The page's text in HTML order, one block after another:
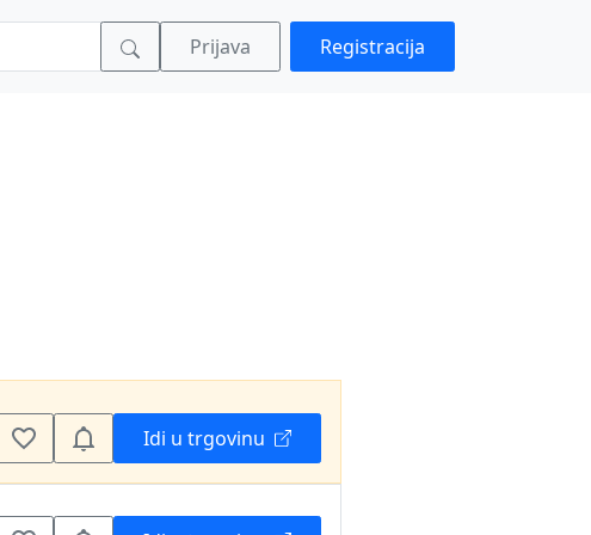
Prijava Registracija
Idi u trgovinu